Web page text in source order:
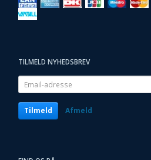
TILMELD NYHEDSBREV
Email-
adresse
Tilmeld Afmeld